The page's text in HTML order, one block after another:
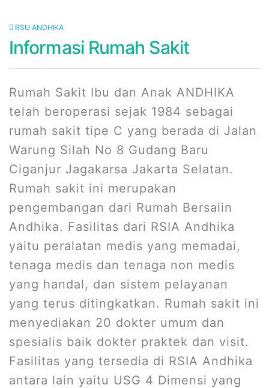
RSU ANDHIKA
Informasi Rumah Sakit
Rumah Sakit Ibu dan Anak ANDHIKA
telah beroperasi sejak 1984 sebagai
rumah sakit tipe C yang berada di Jalan
Warung Silah No 8 Gudang Baru
Ciganjur Jagakarsa Jakarta Selatan.
Rumah sakit ini merupakan
pengembangan dari Rumah Bersalin
Andhika. Fasilitas dari RSIA Andhika
yaitu peralatan medis yang memadai,
tenaga medis dan tenaga non medis
yang handal, dan sistem pelayanan
yang terus ditingkatkan. Rumah sakit ini
menyediakan 20 dokter umum dan
spesialis baik dokter praktek dan visit.
Fasilitas yang tersedia di RSIA Andhika
antara lain yaitu USG 4 Dimensi yang